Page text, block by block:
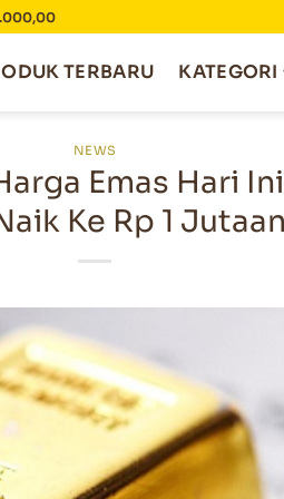
TERBARU KATEGORI
NEWS
Emas Hari
Ke Rp 1